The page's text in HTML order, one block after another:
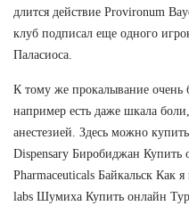
длится действие Provironum
клуб подписал еще одного
Паласиоса.
К тому же прокалывание очень
например есть даже шкала
анестезией. Здесь можно
Dispensary Биробиджан Купить
Pharmaceuticals Байкальск Как
labs Шумиха Купить онлайн